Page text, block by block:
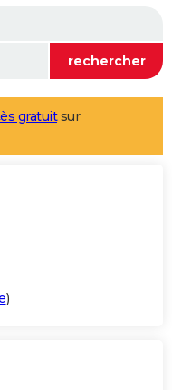
gratuitsur
)